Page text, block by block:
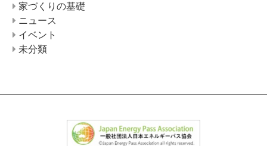
家づくりの基礎
ニュース
イベント
未分類